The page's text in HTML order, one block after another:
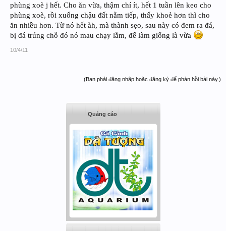
phùng xoè j hết. Cho ăn vừa, thậm chí ít, hết 1 tuần lên keo cho
phùng xoè, rồi xuống chậu đất nằm tiếp, thấy khoẻ hơn thì cho
ăn nhiều hơn. Từ nó hết àh, mà thành sẹo, sau này có đem ra đá,
bị đá trúng chỗ đó nó mau chạy lắm, để làm giống là vừa
10/4/11
(Bạn phải đăng nhập hoặc đăng ký để phản hồi bài này.)
Quảng cáo